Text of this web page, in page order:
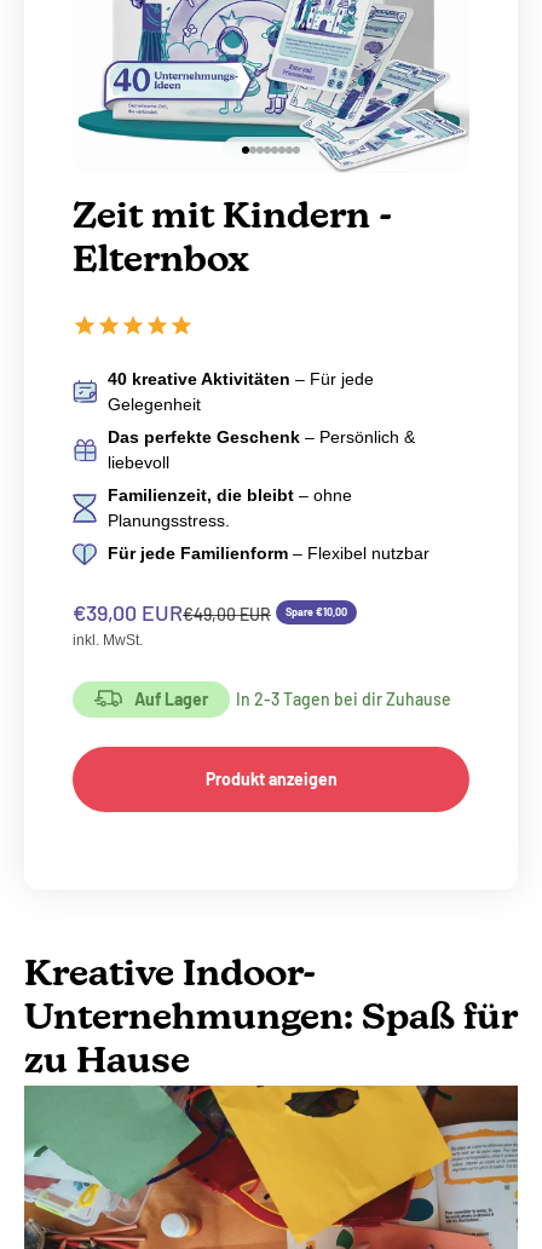
Gehe zu Element 1
Gehe zu Element 2
Gehe zu Element 3
Gehe zu Element 4
Gehe zu Element 5
Gehe zu Element 6
Gehe zu Element 7
Gehe zu Element 8
Zeit mit Kindern -
Elternbox
40 kreative Aktivitäten – Für jede
Gelegenheit
Das perfekte Geschenk – Persönlich &
liebevoll
Familienzeit, die bleibt – ohne
Planungsstress.
Für jede Familienform – Flexibel nutzbar
Angebot
€39,00 EURRegulärer Preis
€49,00 EUR Spare €10,00
inkl. MwSt.
Auf Lager In 2-3 Tagen bei dir Zuhause
Produkt anzeigen
Kreative Indoor-
Unternehmungen: Spaß für
zu Hause